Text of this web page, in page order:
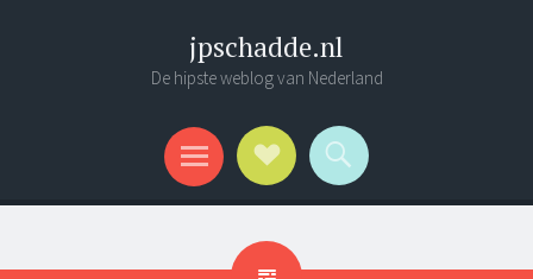
jpschadde.nl
De hipste weblog van Nederland
Menu
Social Links
Search